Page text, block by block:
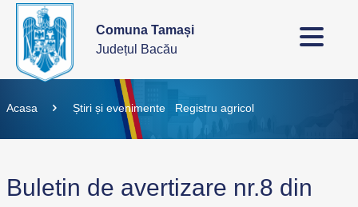
Comuna Tamași
Județul Bacău
Acasa Știri și evenimente Registru agricol
Buletin de avertizare nr.8 din